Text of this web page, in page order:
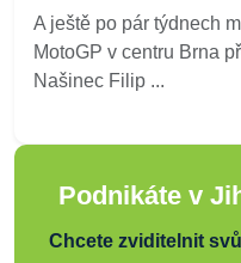
A ještě po pár týdnech
MotoGP v centru Brna
Našinec Filip ...
Podnikáte v
Chcete zviditelnit